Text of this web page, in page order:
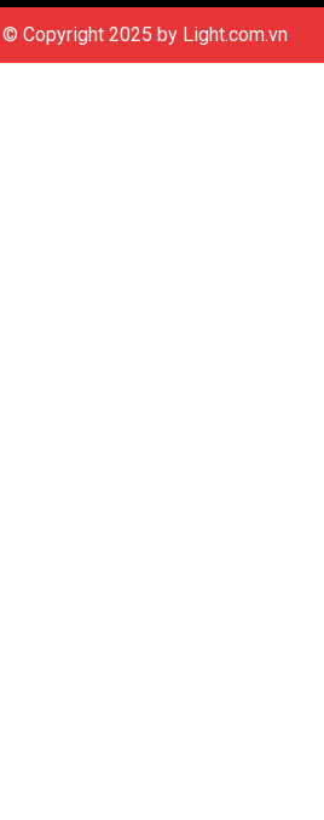
© Copyright 2025 by Light.com.vn